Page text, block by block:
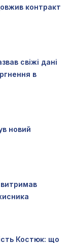
контракт
свіжі дані
в
новий
Костюк: що